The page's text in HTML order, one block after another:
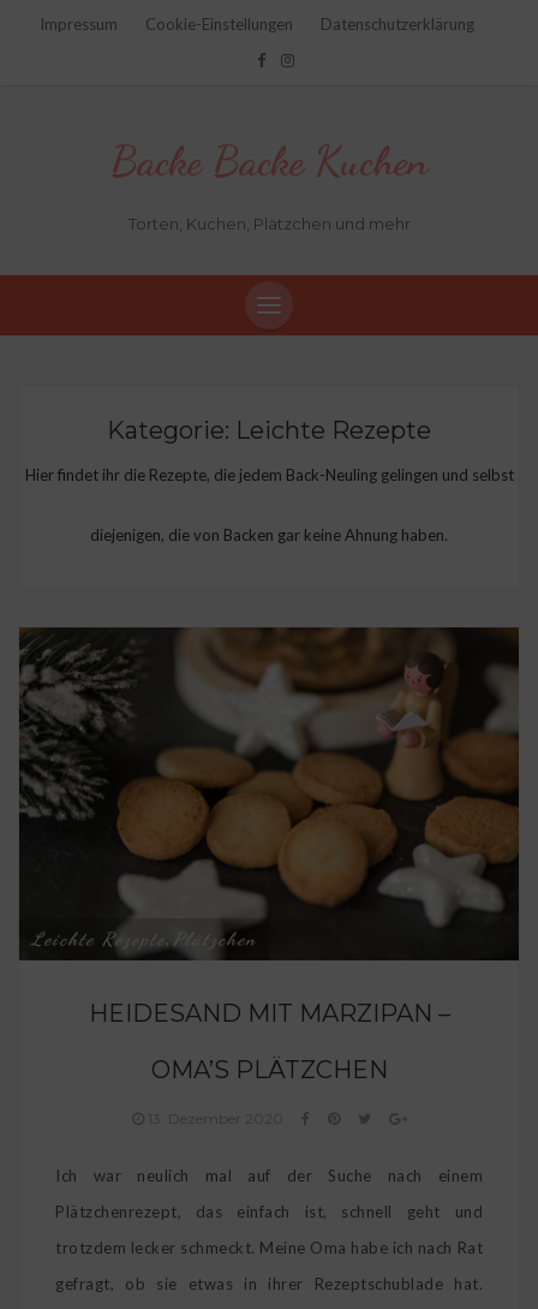
Impressum Cookie-Einstellungen Datenschutzerklärung
Backe Backe Kuchen
Torten, Kuchen, Plätzchen und mehr
Kategorie: Leichte Rezepte
Hier findet ihr die Rezepte, die jedem Back-Neuling gelingen und selbst
diejenigen, die von Backen gar keine Ahnung haben.
Leichte Rezepte, Plätzchen
HEIDESAND MIT MARZIPAN –
OMA’S PLÄTZCHEN
13. Dezember 2020
Ich war neulich mal auf der Suche nach einem
Plätzchenrezept, das einfach ist, schnell geht und
trotzdem lecker schmeckt. Meine Oma habe ich nach Rat
gefragt, ob sie etwas in ihrer Rezeptschublade hat.